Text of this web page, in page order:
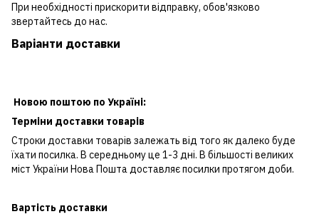
При необхідності прискорити відправку, обов'язково
звертайтесь до нас.
Варіанти доставки
Новою поштою по Україні:
Терміни доставки товарів
Строки доставки товарів залежать від того як далеко буде
їхати посилка. В середньому це 1-3 дні. В більшості великих
міст України Нова Пошта доставляє посилки протягом доби.
Вартість доставки